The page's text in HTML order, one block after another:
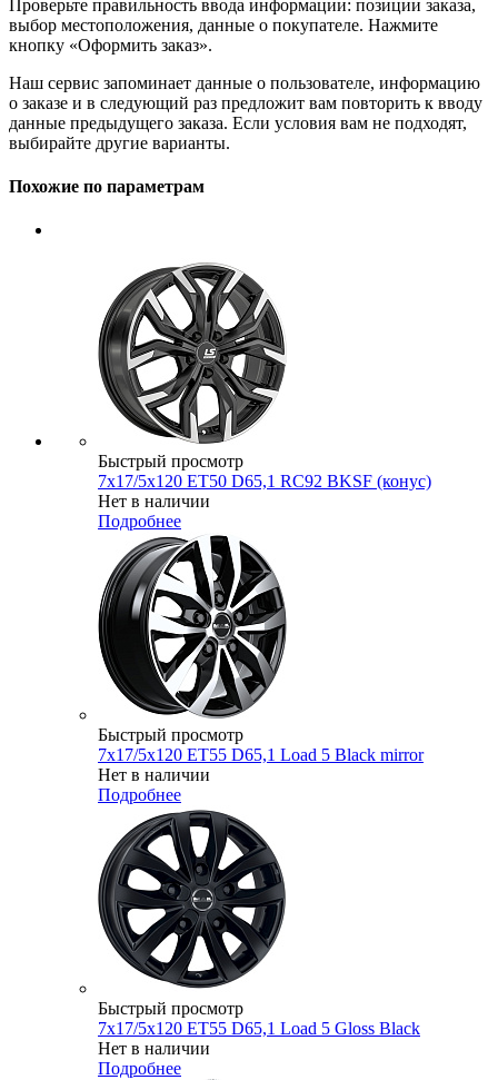
Проверьте правильность ввода информации: позиции заказа,
выбор местоположения, данные о покупателе. Нажмите
кнопку «Оформить заказ».
Наш сервис запоминает данные о пользователе, информацию
о заказе и в следующий раз предложит вам повторить к вводу
данные предыдущего заказа. Если условия вам не подходят,
выбирайте другие варианты.
Похожие по параметрам
Быстрый просмотр
7x17/5x120 ET50 D65,1 RC92 BKSF (конус)
Нет в наличии
Подробнее
Быстрый просмотр
7x17/5x120 ET55 D65,1 Load 5 Black mirror
Нет в наличии
Подробнее
Быстрый просмотр
7x17/5x120 ET55 D65,1 Load 5 Gloss Black
Нет в наличии
Подробнее